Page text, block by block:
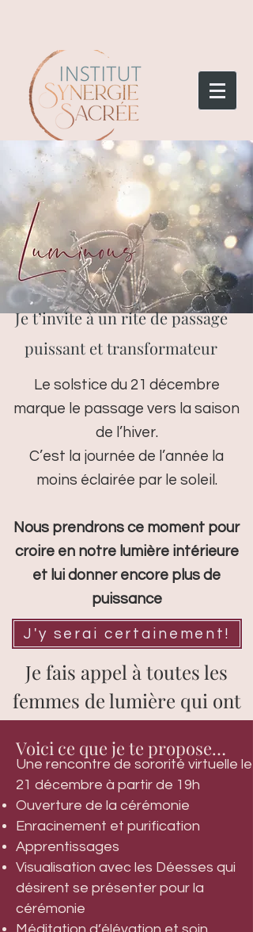
Je t’invite à un rite de passage
puissant et transformateur
Le solstice du 21 décembre
marque le passage vers la saison
de l’hiver.
C’est la journée de l’année la
moins éclairée par le soleil.
Nous prendrons ce moment pour
croire en notre lumière intérieure
et lui donner encore plus de
puissance
J'y serai certainement!
Je fais appel à toutes les
femmes de lumière qui ont
le goût de s'expanser et de
contribuer
Voici ce que je te propose…
Une rencontre de sororité virtuelle le
21 décembre à partir de 19h
Ouverture de la cérémonie
Enracinement et purification
Apprentissages
Visualisation avec les Déesses qui
désirent se présenter pour la
cérémonie